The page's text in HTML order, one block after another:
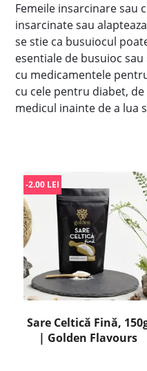
Femeile insarcinare sau
insarcinate sau
se stie ca busuiocul
esentiale de busuioc
cu medicamentele
cu cele pentru diabet,
medicul inainte de a lua
Sare Celtică Fină,
| Golden Flavours
-2.00 LEI